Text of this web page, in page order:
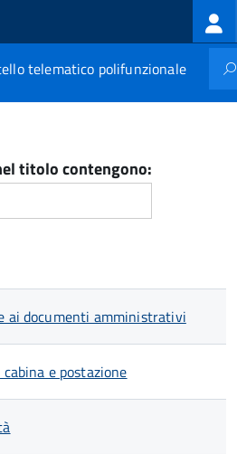
principale
telematico polifunzionale
titolo contengono:
ai documenti amministrativi
e postazione